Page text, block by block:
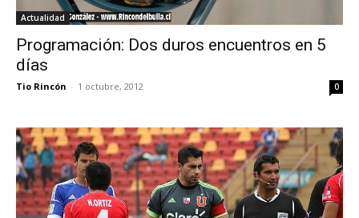
Actualidad
Programación: Dos duros encuentros en 5
días
Tio Rincón - 1 octubre, 2012 0